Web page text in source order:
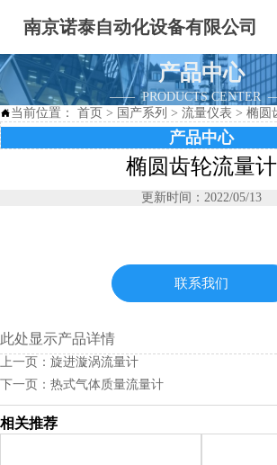
南京诺泰自动化设备有限公司
产品中心
—— PRODUCTS CENTER
当前位置： 首页 > 国产系列 > 流量仪表 > 椭圆
产品中心
椭圆齿轮流量计
更新时间：2022/05/13
联系我们
此处显示产品详情
上一页： 旋进漩涡流量计
下一页： 热式气体质量流量计
相关推荐